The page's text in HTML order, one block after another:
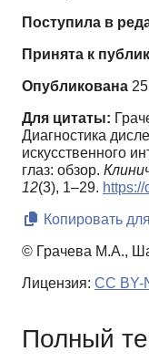
Поступила в
Принята к
Опубликована
Для цитаты:
Диагностика
искусственного
глаз: обзор.
12(3), 1–29.
Копировать
© Грачева М.А.,
Лицензия: CC BY-
Полный